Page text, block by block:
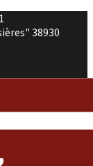
38930